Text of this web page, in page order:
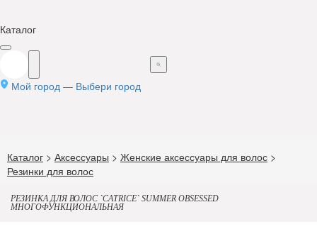
Каталог
Мой город — Выбери город
Каталог > Аксессуары > Женские аксессуары для волос >
Резинки для волос
РЕЗИНКА ДЛЯ ВОЛОС `CATRICE` SUMMER OBSESSED
МНОГОФУНКЦИОНАЛЬНАЯ